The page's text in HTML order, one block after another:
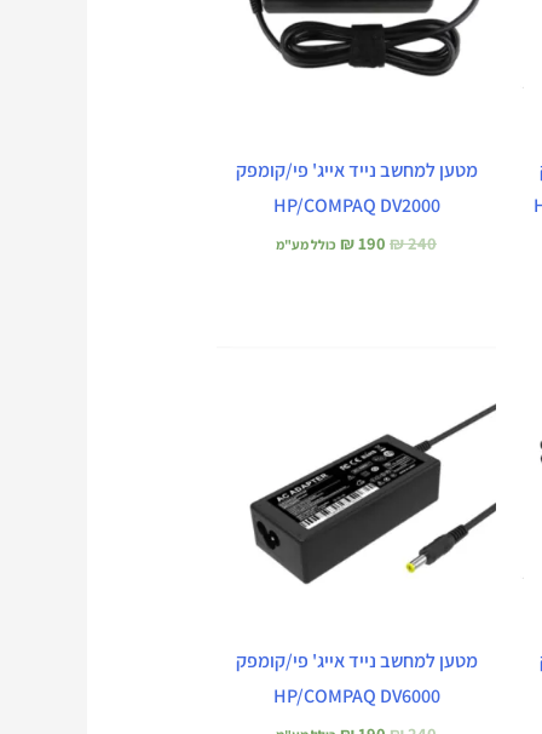
מטען למחשב נייד אייג' פי/קומפק
HP/COMPAQ DV2000
₪240
₪190 כולל מע"מ
מטען למחשב נייד אייג' פי/קומפק
HP/COMPAQ DV6000